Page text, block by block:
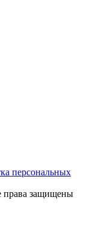
персональных
права защищены